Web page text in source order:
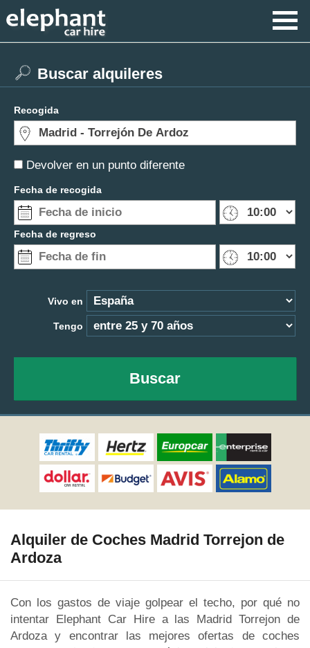
Devolver en un punto diferente
Buscar alquileres
Recogida
Fecha de recogida
Fecha de regreso
Vivo en
Tengo
Buscar
Alquiler de Coches Madrid Torrejon de
Ardoza
Con los gastos de viaje golpear el techo, por qué no
intentar Elephant Car Hire a las Madrid Torrejon de
Ardoza y encontrar las mejores ofertas de coches